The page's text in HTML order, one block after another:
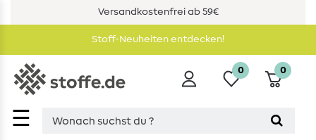
Versandkostenfrei ab 59€
Stoff-Neuheiten entdecken!
☰
0 0